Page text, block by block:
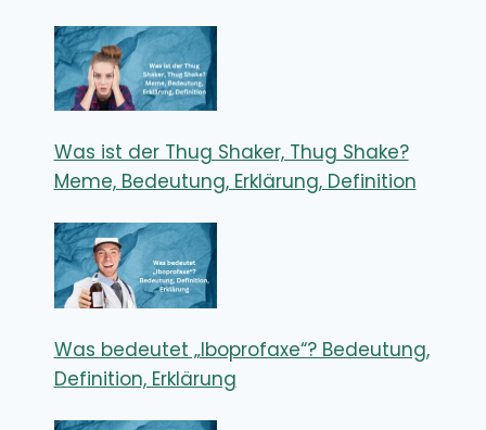
Was ist der Thug Shaker, Thug Shake?
Meme, Bedeutung, Erklärung, Definition
Was bedeutet „Iboprofaxe“? Bedeutung,
Definition, Erklärung